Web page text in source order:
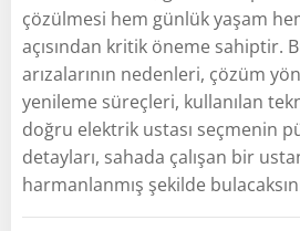
çözülmesi hem günlük yaşam
açısından kritik öneme sahiptir.
arızalarının nedenleri, çözüm
yenileme süreçleri, kullanılan
doğru elektrik ustası seçmenin
detayları, sahada çalışan bir
harmanlanmış şekilde